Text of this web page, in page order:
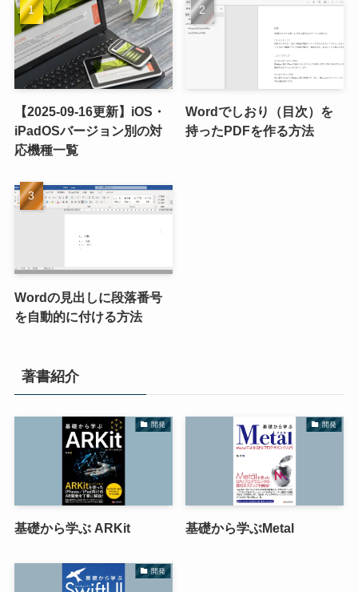
【2025-09-16更新】iOS・
iPadOSバージョン別の対
応機種一覧
Wordでしおり（目次）を
持ったPDFを作る方法
Wordの見出しに段落番号
を自動的に付ける方法
著書紹介
開発
基礎から学ぶ ARKit
開発
基礎から学ぶMetal
開発